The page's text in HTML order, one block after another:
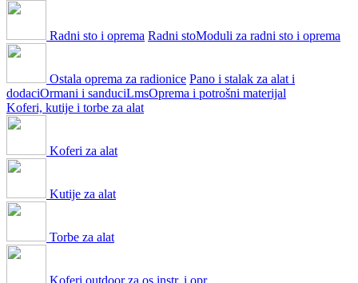
Radni sto i oprema Radni stoModuli za radni sto i oprema
Ostala oprema za radionice Pano i stalak za alat i
dodaciOrmani i sanduciLmsOprema i potrošni materijal
Koferi, kutije i torbe za alat
Koferi za alat
Kutije za alat
Torbe za alat
Koferi outdoor za os.instr. i opr.